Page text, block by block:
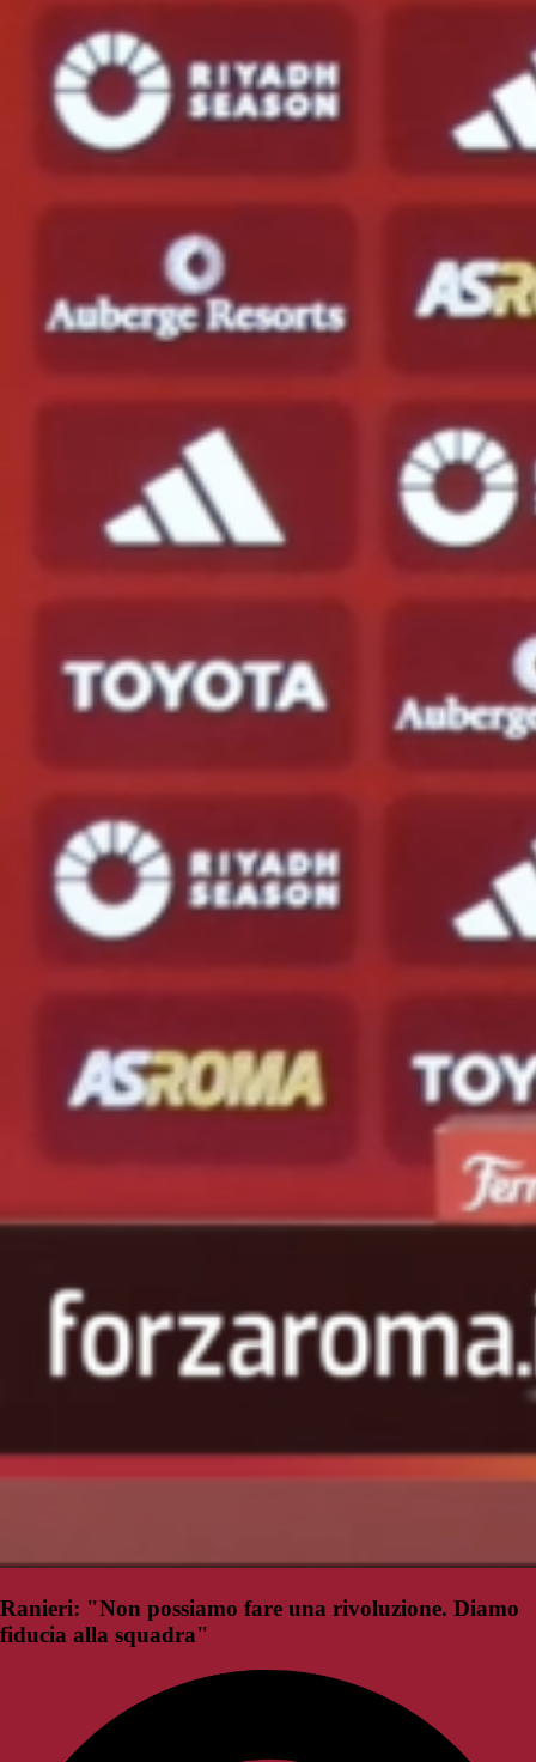
Ranieri: "Non possiamo fare una rivoluzione. Diamo
fiducia alla squadra"